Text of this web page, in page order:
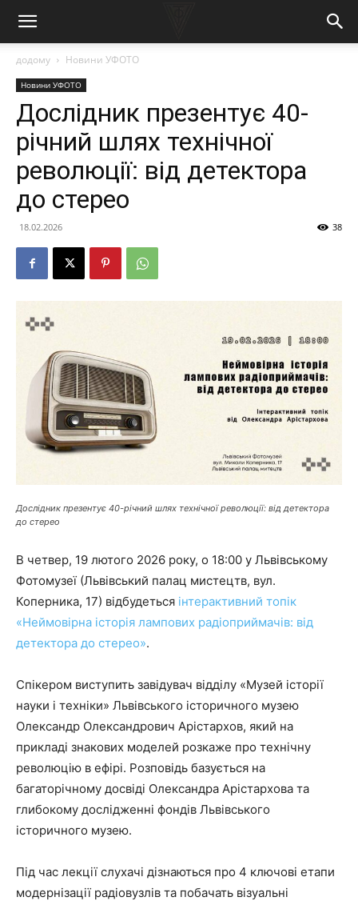
додому Новини УФОТО
Новини УФОТО
Дослідник презентує 40-
річний шлях технічної
революції: від детектора
до стерео
18.02.2026 38
Дослідник презентує 40-річний шлях технічної революції: від детектора
до стерео
В четвер, 19 лютого 2026 року, о 18:00 у Львівському
Фотомузеї (Львівський палац мистецтв, вул.
Коперника, 17) відбудеться інтерактивний топік
«Неймовірна історія лампових радіоприймачів: від
детектора до стерео».
Спікером виступить завідувач відділу «Музей історії
науки і техніки» Львівського історичного музею
Олександр Олександрович Арістархов, який на
прикладі знакових моделей розкаже про технічну
революцію в ефірі. Розповідь базується на
багаторічному досвіді Олександра Арістархова та
глибокому дослідженні фондів Львівського
історичного музею.
Під час лекції слухачі дізнаються про 4 ключові етапи
модернізації радіовузлів та побачать візуальні